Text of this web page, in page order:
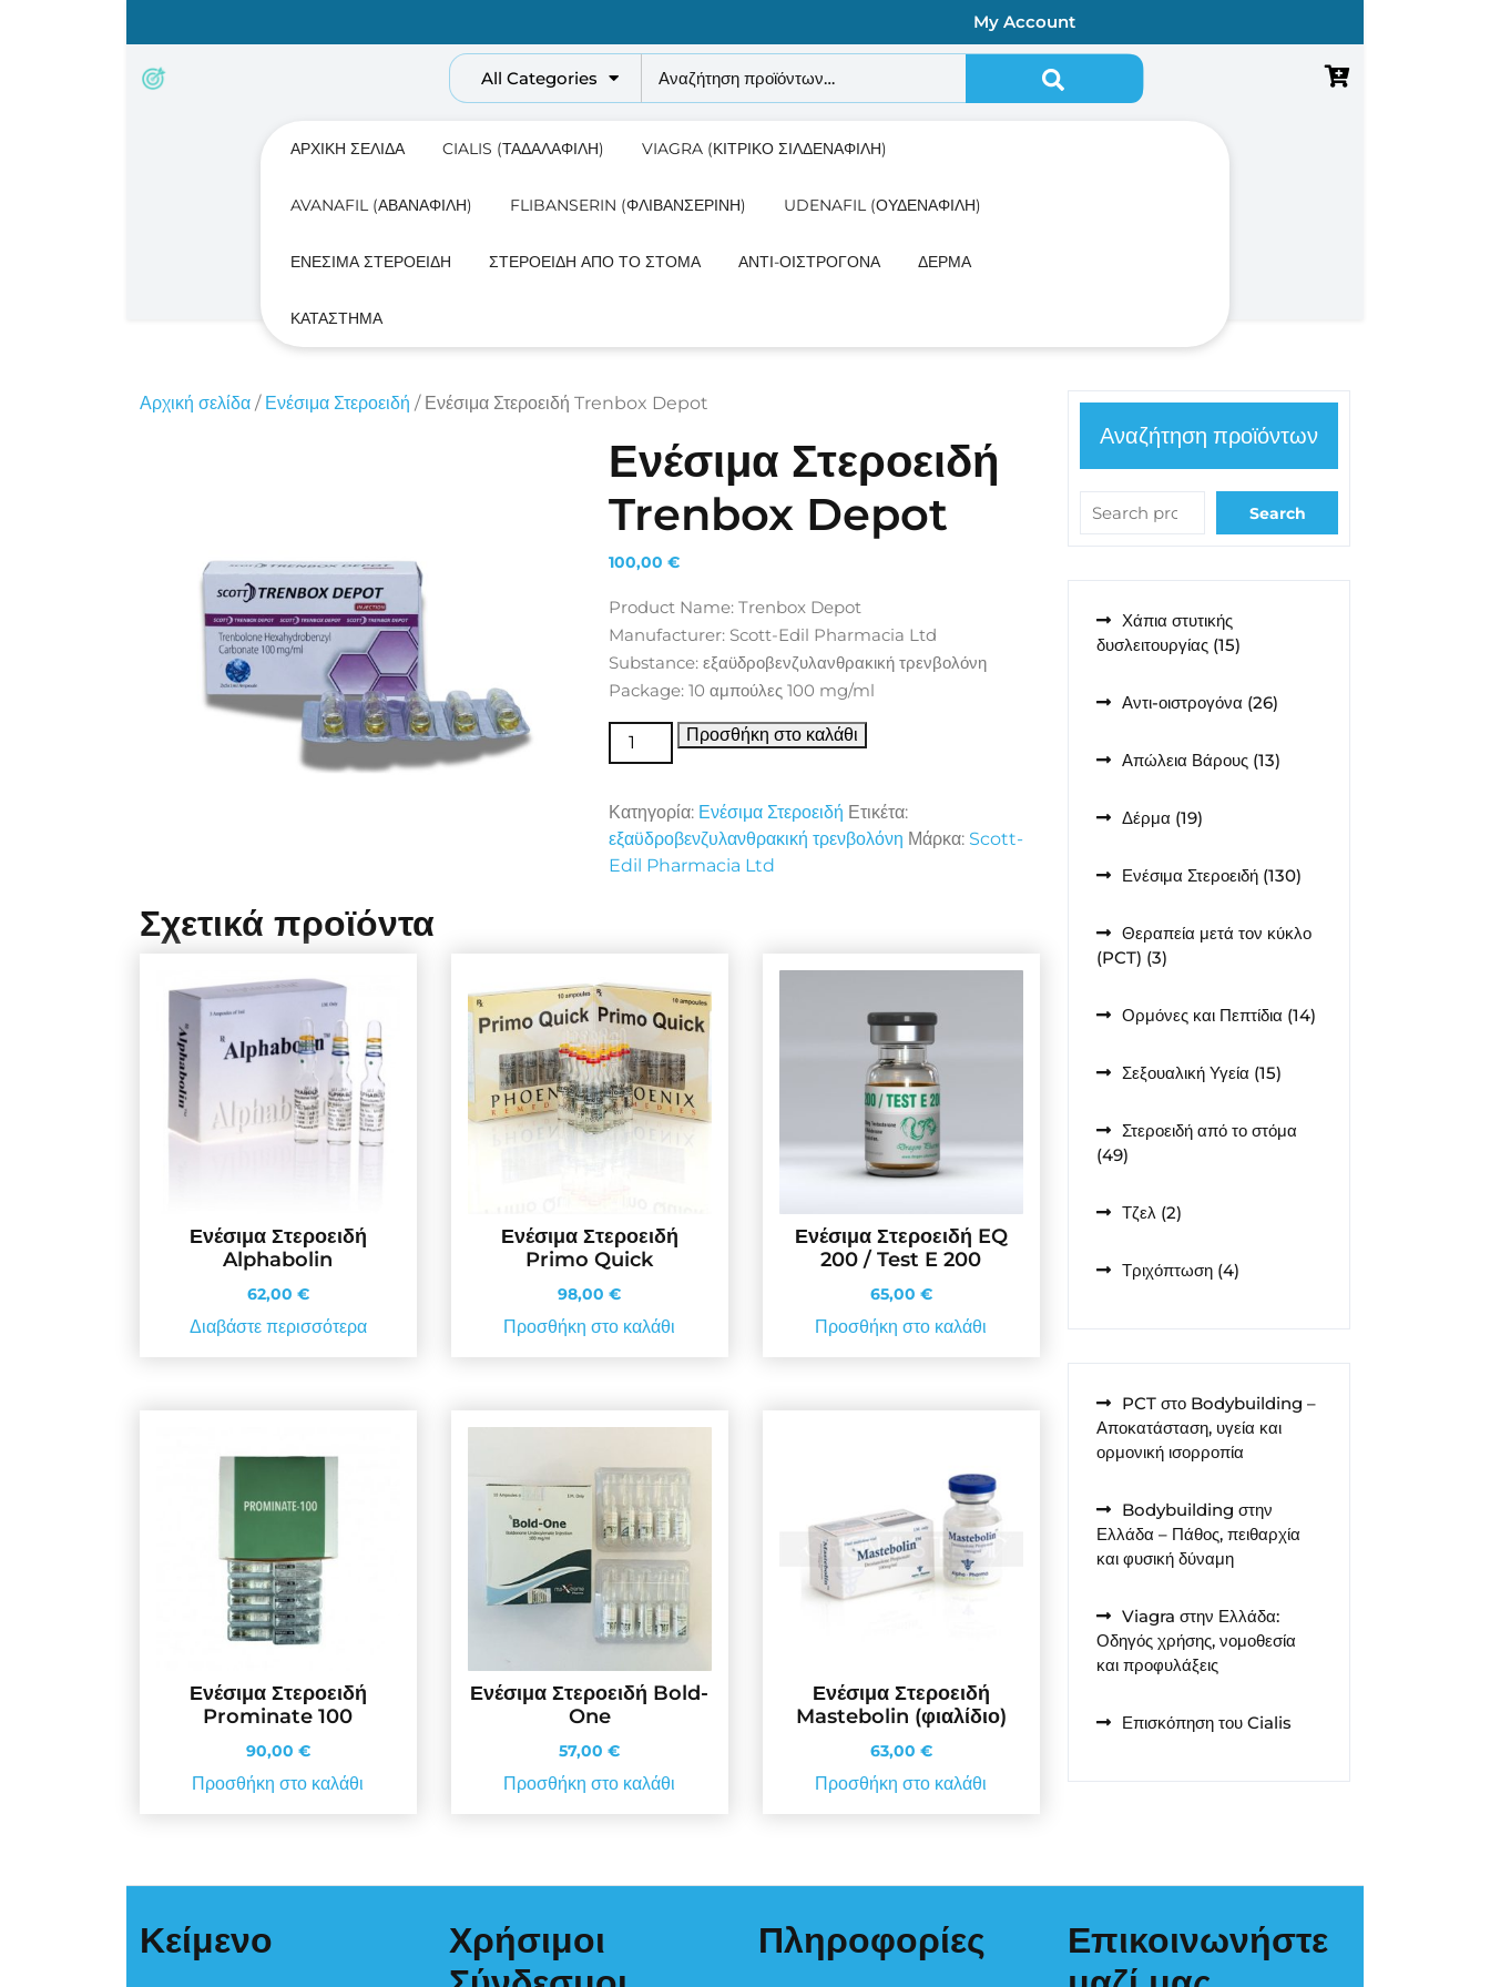
content
My Account
All Categories
Αναζήτηση για:
ΑΡΧΙΚΉ ΣΕΛΊΔΑ CIALIS (ΤΑΔΑΛΑΦΊΛΗ) VIAGRA (ΚΙΤΡΙΚΌ ΣΙΛΔΕΝΑΦΊΛΗ)
AVANAFIL (ΑΒΑΝΑΦΊΛΗ) FLIBANSERIN (ΦΛΙΒΑΝΣΕΡΊΝΗ) UDENAFIL (ΟΥΔΕΝΑΦΊΛΗ)
ΕΝΈΣΙΜΑ ΣΤΕΡΟΕΙΔΉ ΣΤΕΡΟΕΙΔΉ ΑΠΌ ΤΟ ΣΤΌΜΑ ΑΝΤΙ-ΟΙΣΤΡΟΓΌΝΑ ΔΈΡΜΑ
ΚΑΤΆΣΤΗΜΑ
Αρχική σελίδα / Ενέσιμα Στεροειδή / Ενέσιμα Στεροειδή Trenbox Depot
Ενέσιμα Στεροειδή
Trenbox Depot
100,00 €
Product Name: Trenbox Depot
Manufacturer: Scott-Edil Pharmacia Ltd
Substance: εξαϋδροβενζυλανθρακική τρενβολόνη
Package: 10 αμπούλες 100 mg/ml
Ενέσιμα Στεροειδή Trenbox Depot ποσότητα
Προσθήκη στο καλάθι
Κατηγορία: Ενέσιμα Στεροειδή Ετικέτα:
εξαϋδροβενζυλανθρακική τρενβολόνη Μάρκα: Scott-
Edil Pharmacia Ltd
Σχετικά προϊόντα
Ενέσιμα Στεροειδή
Alphabolin
62,00 €
Διαβάστε περισσότερα
Ενέσιμα Στεροειδή
Primo Quick
98,00€
Προσθήκη στο καλάθι
Ενέσιμα Στεροειδή EQ
200 / Test E 200
65,00 €
Προσθήκη στο καλάθι
Ενέσιμα Στεροειδή
Prominate 100
90,00 €
Προσθήκη στο καλάθι
Ενέσιμα Στεροειδή Bold-
One
57,00€
Προσθήκη στο καλάθι
Ενέσιμα Στεροειδή
Mastebolin (φιαλίδιο)
63,00 €
Προσθήκη στο καλάθι
Αναζήτηση προϊόντων
Search
Χάπια στυτικής
δυσλειτουργίας 1515
Αντι-οιστρογόνα 2626
Απώλεια Βάρους 1313
Δέρμα 1919
Ενέσιμα Στεροειδή 130130
Θεραπεία μετά τον κύκλο
(PCT) 33
Ορμόνες και Πεπτίδια 1414
Σεξουαλική Υγεία 1515
Στεροειδή από το στόμα
4949
Τζελ 22
Τριχόπτωση 44
PCT στο Bodybuilding –
Αποκατάσταση, υγεία και
ορμονική ισορροπία
Bodybuilding στην
Ελλάδα – Πάθος, πειθαρχία
και φυσική δύναμη
Viagra στην Ελλάδα:
Οδηγός χρήσης, νομοθεσία
και προφυλάξεις
Επισκόπηση του Cialis
Κείμενο
Χρήσιμοι
Πληροφορίες
Επικοινωνήστε